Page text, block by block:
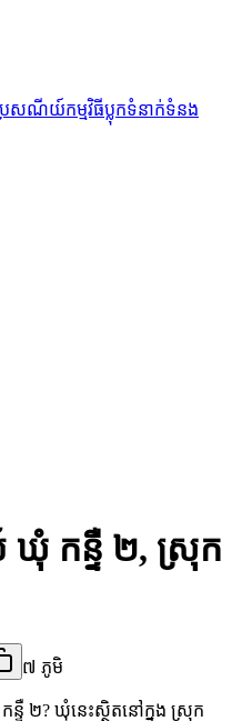
រៃសណីយ៍កម្មវិធីប្លុកទំនាក់ទំនង
កន្ទឺ ២, ស្រុក
៧ ភូមិ
២? ឃុំនេះស្ថិតនៅក្នុង ស្រុក